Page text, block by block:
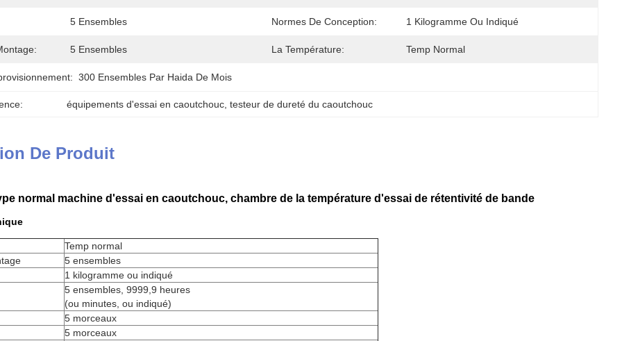
5 Ensembles Normes De Conception: 1 Kilogramme Ou Indiqué
5 Ensembles La Température: Temp Normal
300 Ensembles Par Haida De Mois
équipements d'essai en caoutchouc, testeur de dureté du caoutchouc
De Produit
normal machine d'essai en caoutchouc, chambre de la température d'essai de rétentivité de bande
Temp normal
5 ensembles
1 kilogramme ou indiqué
5 ensembles, 9999,9 heures
(ou minutes, ou indiqué)
5 morceaux
5 morceaux